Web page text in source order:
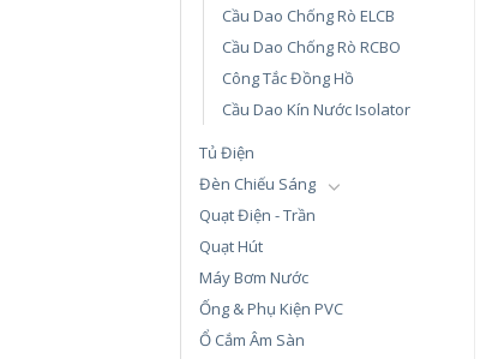
Cầu Dao Chống Rò ELCB
Cầu Dao Chống Rò RCBO
Công Tắc Đồng Hồ
Cầu Dao Kín Nước Isolator
Tủ Điện
Đèn Chiếu Sáng
Quạt Điện - Trần
Quạt Hút
Máy Bơm Nước
Ống & Phụ Kiện PVC
Ổ Cắm Âm Sàn